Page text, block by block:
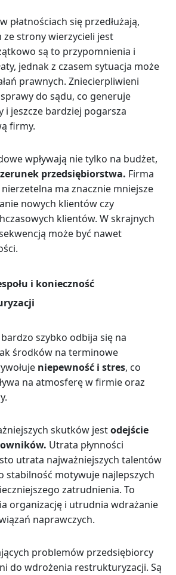
płatnościach się przedłużają,
strony wierzycieli jest
są to przypomnienia i
jednak z czasem sytuacja może
prawnych. Zniecierpliwieni
do sądu, co generuje
jeszcze bardziej pogarsza
firmy.
wpływają nie tylko na budżet,
przedsiębiorstwa. Firma
ma znacznie mniejsze
nowych klientów czy
klientów. W skrajnych
może być nawet
i konieczność
szybko odbija się na
środków na terminowe
niepewność i stres, co
na atmosferę w firmie oraz
skutków jestodejście
Utrata płynności
utrata najważniejszych talentów
stabilność motywuje najlepszych
zatrudnienia. To
organizację i utrudnia wdrażanie
naprawczych.
problemów przedsiębiorcy
do wdrożenia restrukturyzacji. Są